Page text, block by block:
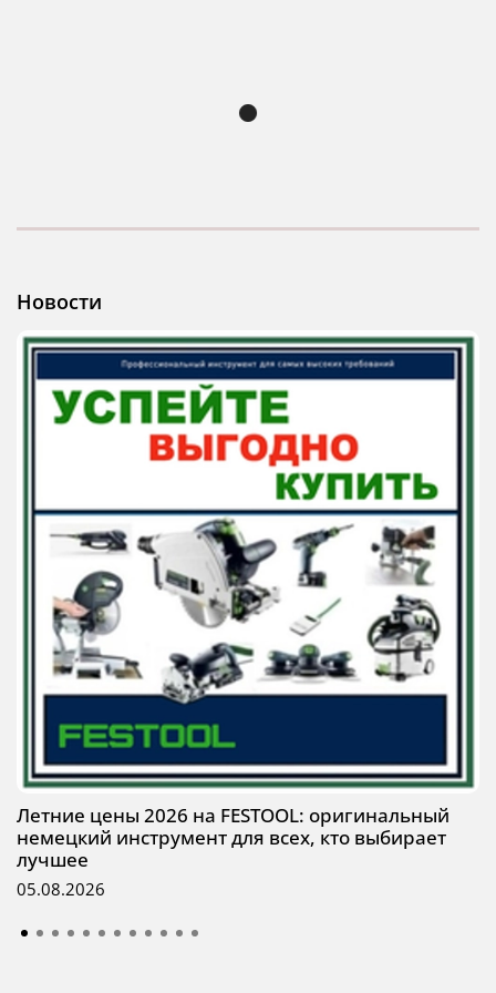
Новости
Летние цены 2026 на FESTOOL: оригинальный
немецкий инструмент для всех, кто выбирает
лучшее
05.08.2026